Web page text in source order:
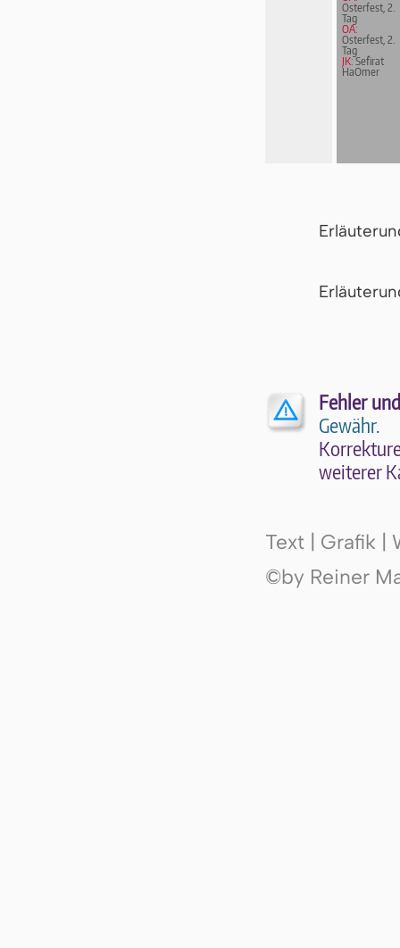
Osterfest, 2.
Tag
OA:
Osterfest, 2.
Tag
JK:Sefirat
HaOmer
Fehler
Gewähr.
wei­te­rer
Text | Grafik |
©by Reiner